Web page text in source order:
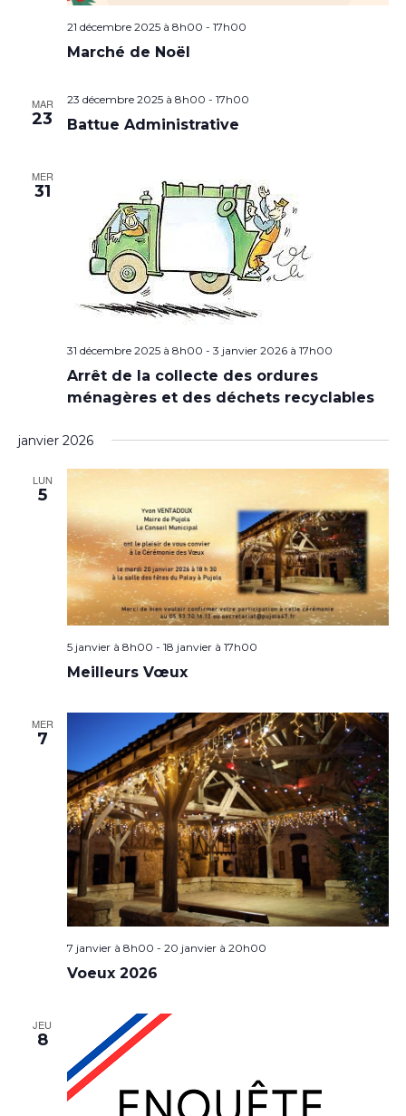
21 décembre 2025 à 8h00 - 17h00
Marché de Noël
MAR
23
23 décembre 2025 à 8h00 - 17h00
Battue Administrative
MER
31
31 décembre 2025 à 8h00 - 3 janvier 2026 à 17h00
Arrêt de la collecte des ordures
ménagères et des déchets recyclables
janvier 2026
LUN
5
5 janvier à 8h00 - 18 janvier à 17h00
Meilleurs Vœux
MER
7
7 janvier à 8h00 - 20 janvier à 20h00
Voeux 2026
JEU
8